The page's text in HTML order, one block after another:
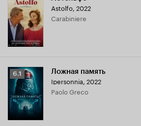
Astolfo, 2022
Carabiniere
Рейтинг
Кинопоиска
6.1
6.1 Ложная память
Ipersonnia, 2022
Paolo Greco